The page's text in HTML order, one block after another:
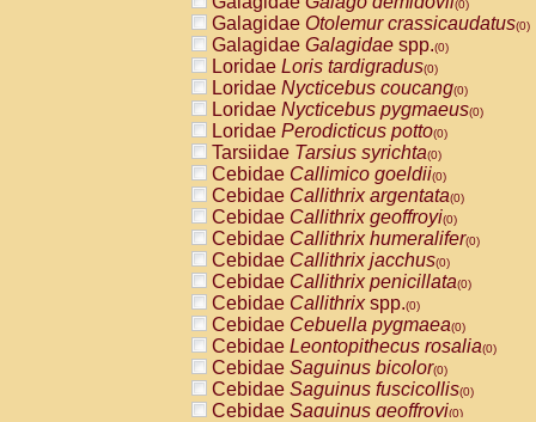
(0)
Galagidae Otolemur crassicaudatus(0)
Galagidae Galagidae spp.(0)
Loridae Loris tardigradus(0)
Loridae Nycticebus coucang(0)
Loridae Nycticebus pygmaeus(0)
Loridae Perodicticus potto(0)
Tarsiidae Tarsius syrichta(0)
Cebidae Callimico goeldii(0)
Cebidae Callithrix argentata(0)
Cebidae Callithrix geoffroyi(0)
Cebidae Callithrix humeralifer(0)
Cebidae Callithrix jacchus(0)
Cebidae Callithrix penicillata(0)
Cebidae Callithrixspp.(0)
Cebidae Cebuella pygmaea(0)
Cebidae Leontopithecus rosalia(0)
Cebidae Saguinus bicolor(0)
Cebidae Saguinus fuscicollis(0)
Cebidae Saguinus geoffroyi(0)